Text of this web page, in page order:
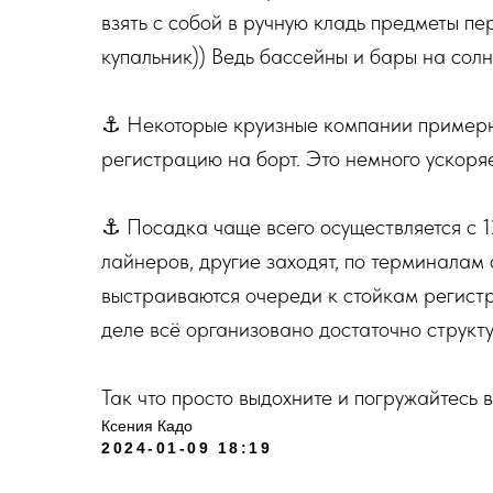
взять с собой в ручную кладь предметы
купальник)) Ведь бассейны и бары на
⚓️ Некоторые круизные компании
регистрацию на борт. Это немного
⚓️ Посадка чаще всего осуществляется
лайнеров, другие заходят, по
выстраиваются очереди к стойкам
деле всё организовано достаточно
Так что просто выдохните и погружайтесь
Ксения Кадо
2024-01-09 18:19